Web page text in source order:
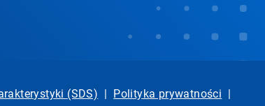
(SDS) | Polityka prywatności |